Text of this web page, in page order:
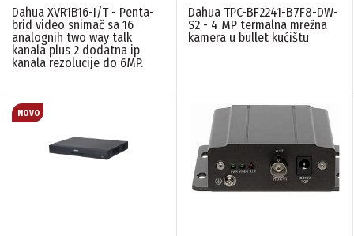
Dahua XVR1B16-I/T - Penta-
brid video snimač sa 16
analognih two way talk
kanala plus 2 dodatna ip
kanala rezolucije do 6MP.
Dahua TPC-BF2241-B7F8-DW-
S2 - 4 MP termalna mrežna
kamera u bullet kućištu